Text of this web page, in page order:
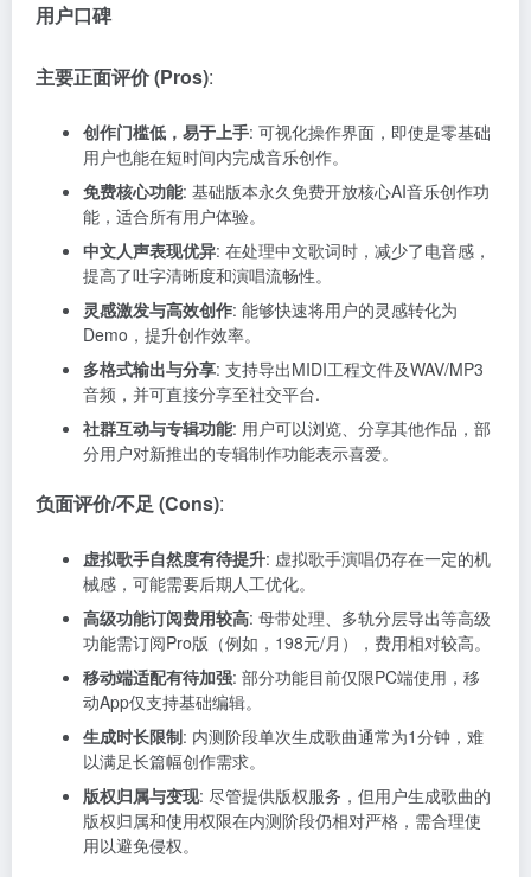
用户口碑
主要正面评价 (Pros):
创作门槛低，易于上手: 可视化操作界面，即使是零基础
用户也能在短时间内完成音乐创作。
免费核心功能: 基础版本永久免费开放核心AI音乐创作功
能，适合所有用户体验。
中文人声表现优异: 在处理中文歌词时，减少了电音感，
提高了吐字清晰度和演唱流畅性。
灵感激发与高效创作: 能够快速将用户的灵感转化为
Demo，提升创作效率。
多格式输出与分享: 支持导出MIDI工程文件及WAV/MP3
音频，并可直接分享至社交平台.
社群互动与专辑功能: 用户可以浏览、分享其他作品，部
分用户对新推出的专辑制作功能表示喜爱。
负面评价/不足 (Cons):
虚拟歌手自然度有待提升: 虚拟歌手演唱仍存在一定的机
械感，可能需要后期人工优化。
高级功能订阅费用较高: 母带处理、多轨分层导出等高级
功能需订阅Pro版（例如，198元/月），费用相对较高。
移动端适配有待加强: 部分功能目前仅限PC端使用，移
动App仅支持基础编辑。
生成时长限制: 内测阶段单次生成歌曲通常为1分钟，难
以满足长篇幅创作需求。
版权归属与变现: 尽管提供版权服务，但用户生成歌曲的
版权归属和使用权限在内测阶段仍相对严格，需合理使
用以避免侵权。